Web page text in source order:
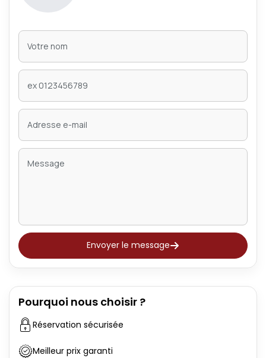
Envoyer le message
Pourquoi nous choisir ?
Réservation sécurisée
Meilleur prix garanti